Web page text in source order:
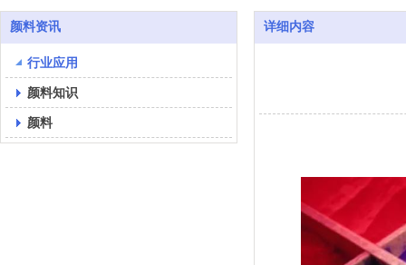
颜料资讯
行业应用
颜料知识
颜料
详细内容